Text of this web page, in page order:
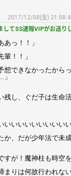
2017/12/08(金)
してSS速報VIPがお送り
あっ！！」
！！」
想できなかったから
残し、ぐだ子は生
いいいいいいいいいい
か、だが少年法で未
すが！魔神柱も時空
まりは何故行われな